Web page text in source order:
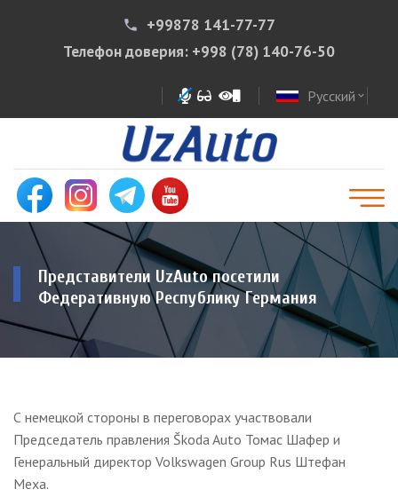
phone
+99878 141-77-77
Телефон доверия: +998 (78) 140-76-50
Русский expand_more
Представители UzAuto посетили
Федеративную Республику Германия
С немецкой стороны в переговорах участвовали
Председатель правления Škoda Auto Томас Шафер и
Генеральный директор Volkswagen Group Rus Штефан
Меха.